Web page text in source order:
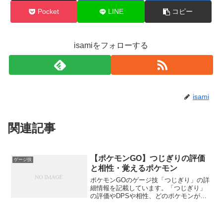
Pocket LINE コピー
isamiをフォローする
isami
関連記事
ゲージ技
【ポケモンGO】つじぎりの評価
と相性・覚えるポケモン
ポケモンGOのゲージ技「つじぎり」の詳
細情報を記載しています。「つじぎり」
の評価やDPSや相性、どのポケモンが覚